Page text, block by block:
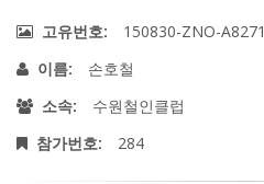
고유번호: 150830-ZNO-A8271
이름: 손호철
소속: 수원철인클럽
참가번호: 284